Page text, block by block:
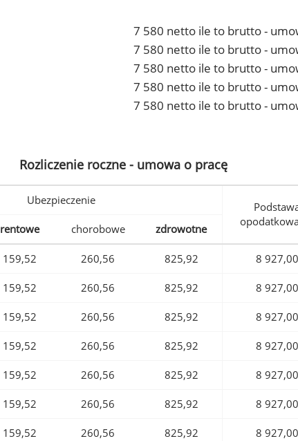
7 580 netto ile to brutto -
7 580 netto ile to brutto -
7 580 netto ile to brutto -
7 580 netto ile to brutto -
7 580 netto ile to brutto -
Rozliczenie roczne - umowa o pracę
Ubezpieczenie
rentowe chorobowe zdrowotne
159,52 260,56 825,92 8 927,00
159,52 260,56 825,92 8 927,00
159,52 260,56 825,92 8 927,00
159,52 260,56 825,92 8 927,00
159,52 260,56 825,92 8 927,00
159,52 260,56 825,92 8 927,00
159,52 260,56 825,92 8 927,00